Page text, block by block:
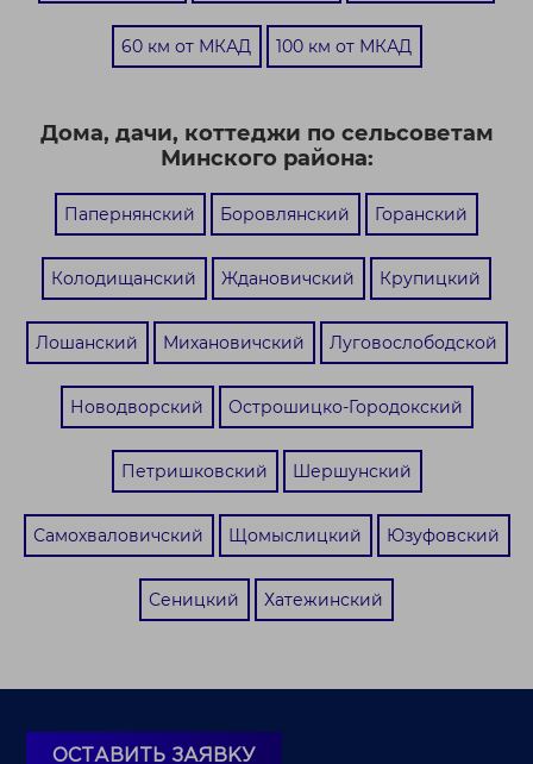
60 км от МКАД 100 км от МКАД
Дома, дачи, коттеджи по сельсоветам
Минского района:
Папернянский Боровлянский Горанский
Колодищанский Ждановичский Крупицкий
Лошанский Михановичский Луговослободской
Новодворский Острошицко-Городокский
Петришковский Шершунский
Самохваловичский Щомыслицкий Юзуфовский
Сеницкий Хатежинский
ОСТАВИТЬ ЗАЯВКУ